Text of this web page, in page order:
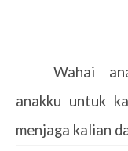
Wahai
anakku untuk
menjaga kalian